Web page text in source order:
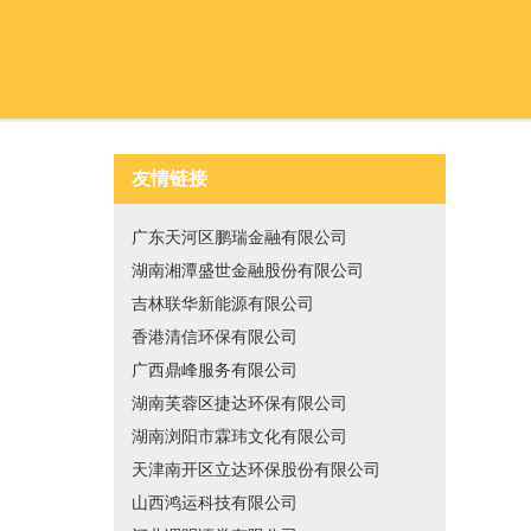
友情链接
广东天河区鹏瑞金融有限公司
湖南湘潭盛世金融股份有限公司
吉林联华新能源有限公司
香港清信环保有限公司
广西鼎峰服务有限公司
湖南芙蓉区捷达环保有限公司
湖南浏阳市霖玮文化有限公司
天津南开区立达环保股份有限公司
山西鸿运科技有限公司